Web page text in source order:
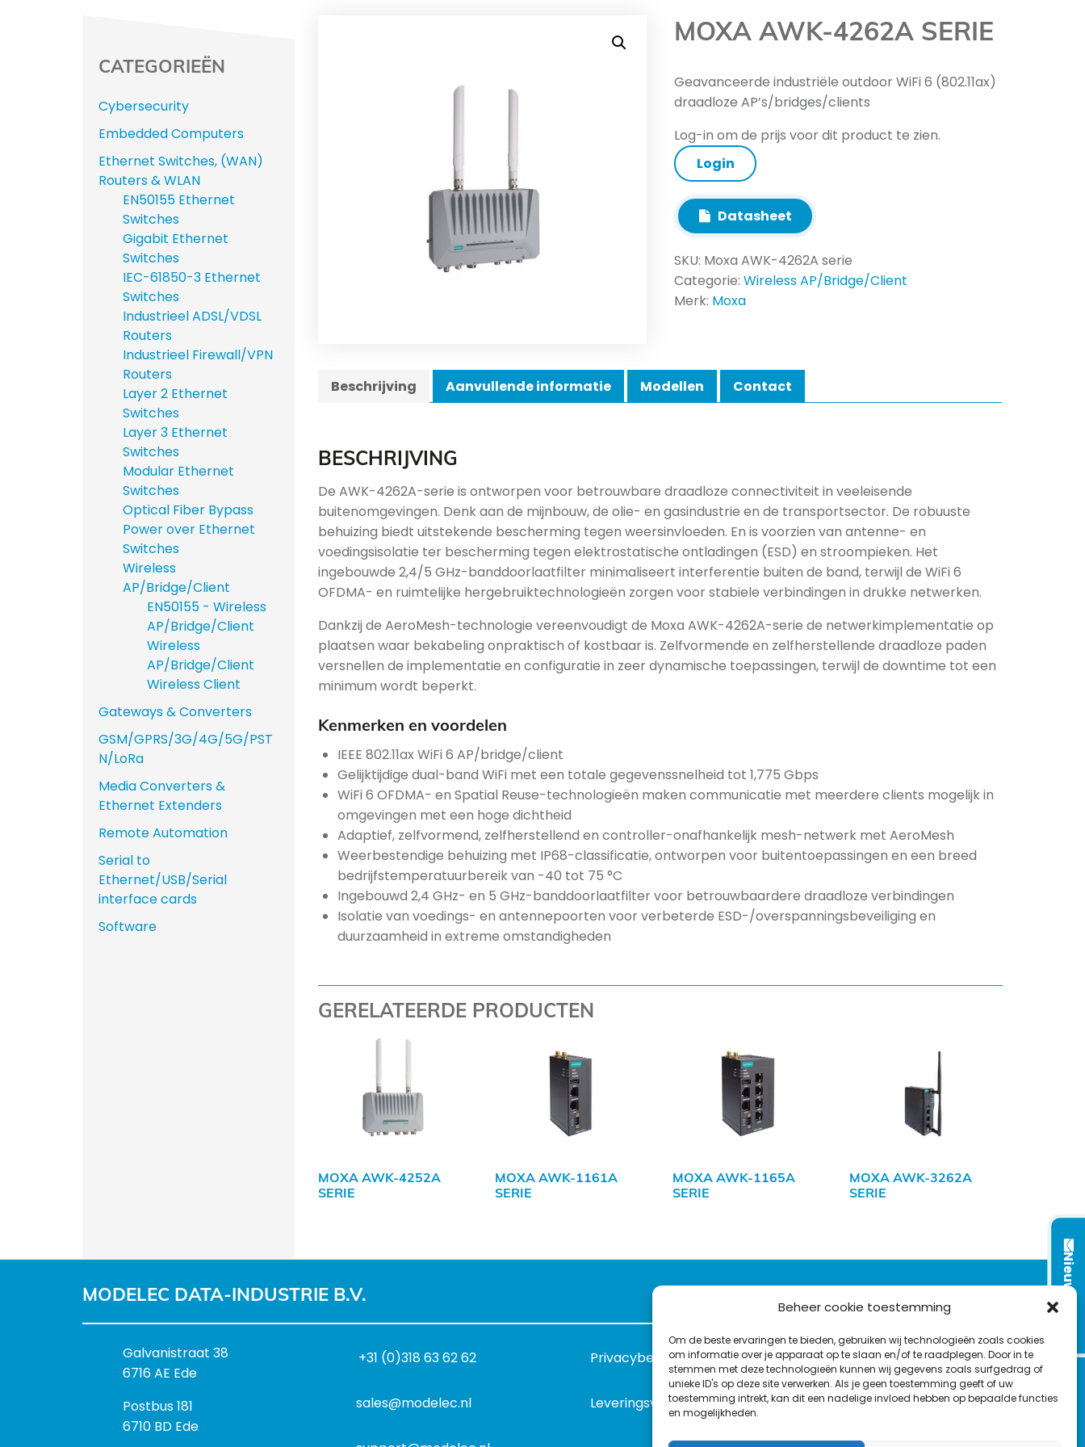
Beheer cookie toestemming
Om de beste ervaringen te bieden, gebruiken wij technologieën zoals cookies
om informatie over je apparaat op te slaan en/of te raadplegen. Door in te
stemmen met deze technologieën kunnen wij gegevens zoals surfgedrag of
unieke ID's op deze site verwerken. Als je geen toestemming geeft of uw
toestemming intrekt, kan dit een nadelige invloed hebben op bepaalde functies
en mogelijkheden.
MOXA AWK-4262A SERIE
Geavanceerde industriële outdoor WiFi 6 (802.11ax)
draadloze AP’s/bridges/clients
Log-in om de prijs voor dit product te zien.
Login
Datasheet
SKU: Moxa AWK-4262A serie
Categorie:Wireless AP/Bridge/Client
Merk: Moxa
Beschrijving Aanvullende informatie Modellen Contact
BESCHRIJVING
De AWK-4262A-serie is ontworpen voor betrouwbare draadloze connectiviteit in veeleisende
buitenomgevingen. Denk aan de mijnbouw, de olie- en gasindustrie en de transportsector. De robuuste
behuizing biedt uitstekende bescherming tegen weersinvloeden. En is voorzien van antenne- en
voedingsisolatie ter bescherming tegen elektrostatische ontladingen (ESD) en stroompieken. Het
ingebouwde 2,4/5 GHz-banddoorlaatfilter minimaliseert interferentie buiten de band, terwijl de WiFi 6
OFDMA- en ruimtelijke hergebruiktechnologieën zorgen voor stabiele verbindingen in drukke netwerken.
Dankzij de AeroMesh-technologie vereenvoudigt de Moxa AWK-4262A-serie de netwerkimplementatie op
plaatsen waar bekabeling onpraktisch of kostbaar is. Zelfvormende en zelfherstellende draadloze paden
versnellen de implementatie en configuratie in zeer dynamische toepassingen, terwijl de downtime tot een
minimum wordt beperkt.
Kenmerken en voordelen
IEEE 802.11ax WiFi 6 AP/bridge/client
Gelijktijdige dual-band WiFi met een totale gegevenssnelheid tot 1,775 Gbps
WiFi 6 OFDMA- en Spatial Reuse-technologieën maken communicatie met meerdere clients mogelijk in
omgevingen met een hoge dichtheid
Adaptief, zelfvormend, zelfherstellend en controller-onafhankelijk mesh-netwerk met AeroMesh
Weerbestendige behuizing met IP68-classificatie, ontworpen voor buitentoepassingen en een breed
bedrijfstemperatuurbereik van -40 tot 75 °C
Ingebouwd 2,4 GHz- en 5 GHz-banddoorlaatfilter voor betrouwbaardere draadloze verbindingen
Isolatie van voedings- en antennepoorten voor verbeterde ESD-/overspanningsbeveiliging en
duurzaamheid in extreme omstandigheden
GERELATEERDE PRODUCTEN
MOXA AWK-4252A
SERIE
MOXA AWK-1161A
SERIE
MOXA AWK-1165A
SERIE
MOXA AWK-3262A
SERIE
CATEGORIEËN
Cybersecurity
Embedded Computers
Ethernet Switches, (WAN)
Routers & WLAN
EN50155 Ethernet
Switches
Gigabit Ethernet
Switches
IEC-61850-3 Ethernet
Switches
Industrieel ADSL/VDSL
Routers
Industrieel Firewall/VPN
Routers
Layer 2 Ethernet
Switches
Layer 3 Ethernet
Switches
Modular Ethernet
Switches
Optical Fiber Bypass
Power over Ethernet
Switches
Wireless
AP/Bridge/Client
EN50155 - Wireless
AP/Bridge/Client
Wireless
AP/Bridge/Client
Wireless Client
Gateways & Converters
GSM/GPRS/3G/4G/5G/PST
N/LoRa
Media Converters &
Ethernet Extenders
Remote Automation
Serial to
Ethernet/USB/Serial
interface cards
Software
MODELEC DATA-INDUSTRIE B.V.
B
e
o
e
Galvanistraat 38
6716 AE Ede
P
o
Postbus 181
6710 BD Ede
+31 (0)318 63 62 62
sales@modelec.nl
Privacybeleid
Leveringsvoorwaarden
L
i
nT
w
F
a
c
Y
o
u
C
o
n
Nieuwsbrief